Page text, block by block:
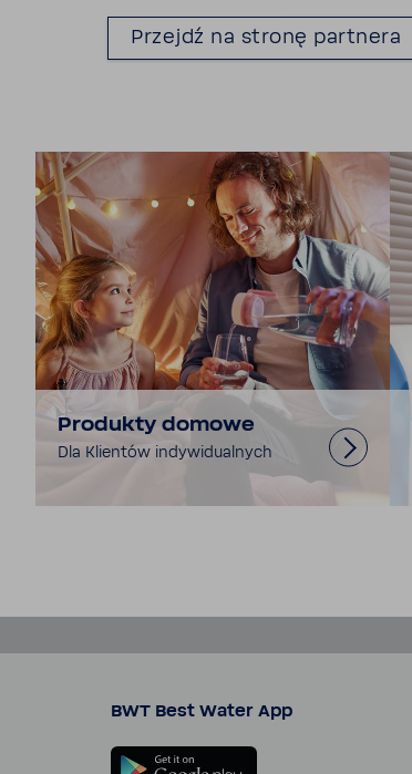
Przejdź na stronę part­nera
Produkty domowe
Dla Klientów indy­wi­du­al­nych
BWT Best Water App